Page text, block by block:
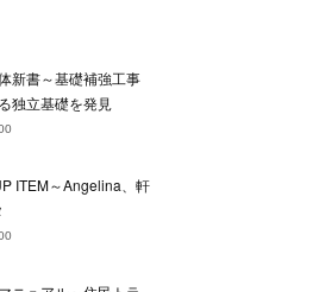
新書～基礎補強工事
独立基礎を発見
ITEM～Angelina、軒